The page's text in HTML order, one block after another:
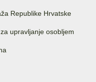
Republike Hrvatske
upravljanje osobljem